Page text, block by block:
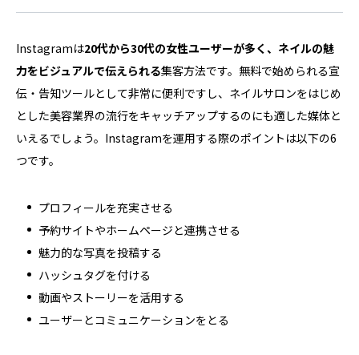
Instagramは20代から30代の女性ユーザーが多く、ネイルの魅
力をビジュアルで伝えられる集客方法です。無料で始められる宣
伝・告知ツールとして非常に便利ですし、ネイルサロンをはじめ
とした美容業界の流行をキャッチアップするのにも適した媒体と
いえるでしょう。Instagramを運用する際のポイントは以下の6
つです。
プロフィールを充実させる
予約サイトやホームページと連携させる
魅力的な写真を投稿する
ハッシュタグを付ける
動画やストーリーを活用する
ユーザーとコミュニケーションをとる